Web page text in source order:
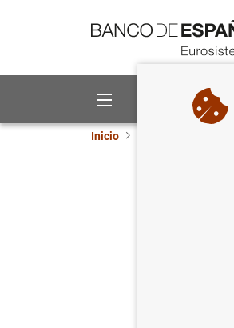
Sobre el Banco
Inicio